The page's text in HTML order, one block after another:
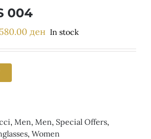
004
ден.
денCurrent
is:
In stock
, Men, Men, Special Offers,
, Women